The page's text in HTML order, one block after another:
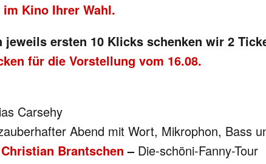
Kino Ihrer Wahl.
jeweils ersten 10 Klicks schenken wir 2
für die Vorstellung vom 16.08.
Carsehy
Abend mit Wort, Mikrophon, Bass
Brantschen – Die-schöni-Fanny-Tour